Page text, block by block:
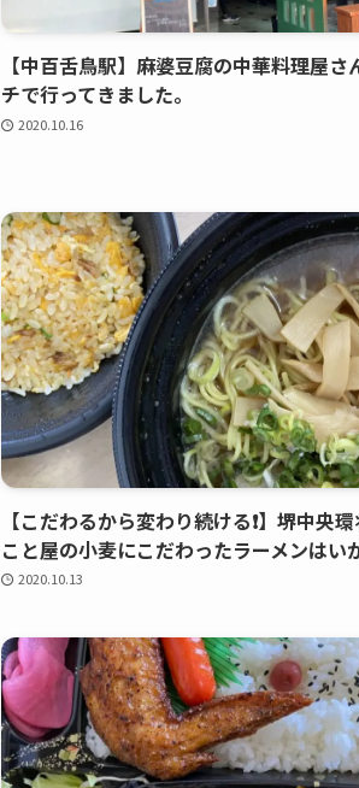
【中百舌鳥駅】麻婆豆腐の中華料理屋さ
チで行ってきました。
2020.10.16
【こだわるから変わり続ける❗️】堺中央
こと屋の小麦にこだわったラーメンはい
2020.10.13